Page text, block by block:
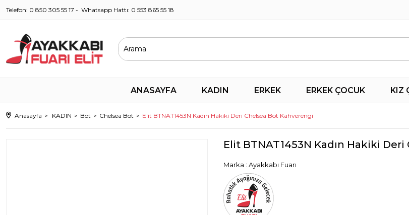
Telefon: 0 850 305 55 17 - Whatsapp Hattı: 0 553 865 55 18
ANASAYFA KADIN ERKEK ERKEK ÇOCUK KIZ
Anasayfa KADIN Bot Chelsea Bot Elit BTNAT1453N Kadın Hakiki Deri Chelsea Bot Kahverengi
Elit BTNAT1453N Kadın Hakiki
Marka : Ayakkabı Fuarı